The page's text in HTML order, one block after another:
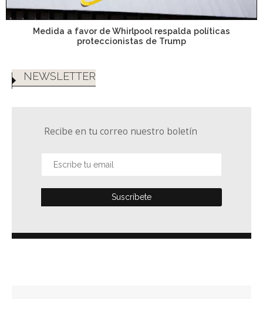
Medida a favor de Whirlpool respalda políticas
proteccionistas de Trump
NEWSLETTER
Recibe en tu correo nuestro boletín